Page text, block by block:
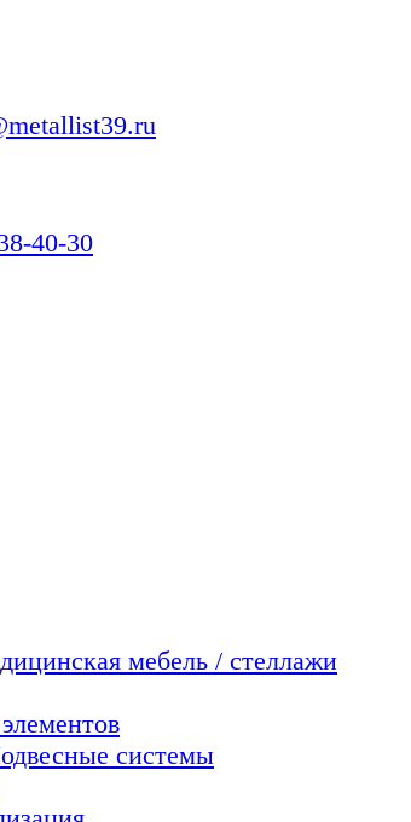
40-30
мебель / стеллажи
системы